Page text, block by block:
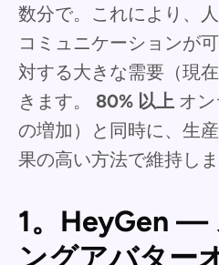
数分で。これにより、
コミュニケーションが
対する大きな需要（現
きます。
80% 以上 オ
の増加）と同時に、生
果の高い方法で維持しま
1。HeyGen —
ングアバター